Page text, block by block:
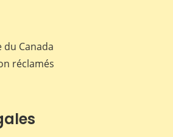
du Canada
réclamés